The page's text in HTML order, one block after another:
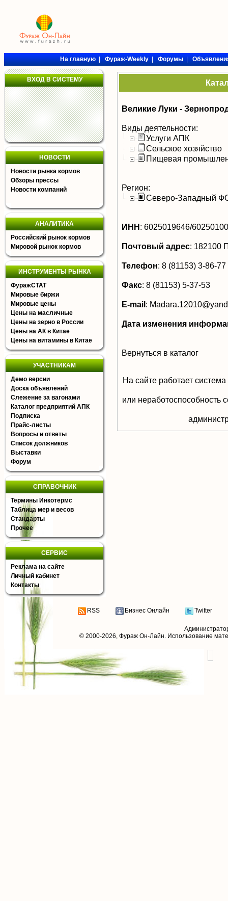
На главную|Фураж-Weekly|Форумы|
ВХОД В СИСТЕМУ
НОВОСТИ
Новости рынка кормов
Обзоры прессы
Новости компаний
АНАЛИТИКА
Российский рынок кормов
Мировой рынок кормов
ИНСТРУМЕНТЫ РЫНКА
ФуражСТАТ
Мировые биржи
Мировые цены
Цены на масличные
Цены на зерно в России
Цены на АК в Китае
Цены на витамины в Китае
УЧАСТНИКАМ
Демо версии
Доска объявлений
Слежение за вагонами
Каталог предприятий АПК
Подписка
Прайс-листы
Вопросы и ответы
Список должников
Выставки
Форум
СПРАВОЧНИК
Термины Инкотермс
Таблица мер и весов
Стандарты
Прочее
СЕРВИС
Реклама на сайте
Личный кабинет
Контакты
Великие Луки -
Виды деятельности:
Услуги АПК
Сельское хозяйство
Пищевая
Регион:
Северо-Западный
ИНН: 6025019646/
Почтовый адрес: 182100
Телефон: 8 (81153) 3-86-77
Факс: 8 (81153) 5-37-53
E-mail:
Дата изменения
Вернуться в каталог
На сайте работает
или неработоспособность
RSS Бизнес Онлайн Twitter
© 2000-2026, Фураж Он-Лайн. Использование